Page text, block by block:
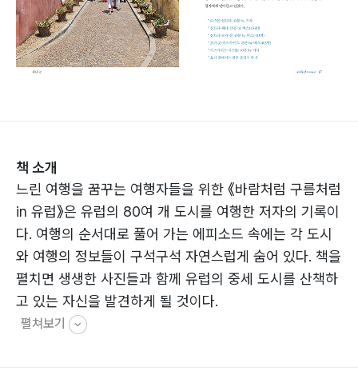
책 소개
느린 여행을 꿈꾸는 여행자들을 위한 《바람처럼 구름처럼
in 유럽》은 유럽의 80여 개 도시를 여행한 저자의 기록이
다. 여행의 순서대로 풀어 가는 에피소드 속에는 각 도시
와 여행의 정보들이 구석구석 자연스럽게 숨어 있다. 책을
펼치면 생생한 사진들과 함께 유럽의 중세 도시를 산책하
고 있는 자신을 발견하게 될 것이다.
펼쳐보기